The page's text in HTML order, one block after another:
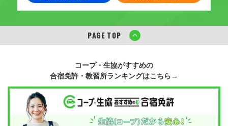
PAGE TOP
コープ・生協がすすめの
合宿免許・教習所ランキングはこちら→